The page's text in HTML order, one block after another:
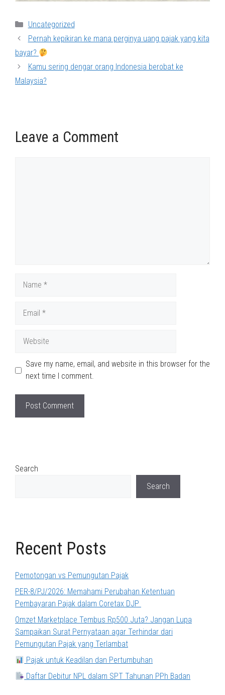
Categories
Uncategorized
Pernah kepikiran ke mana perginya uang pajak yang kita
bayar?
Kamu sering dengar orang Indonesia berobat ke
Malaysia?
Leave a Comment
Save my name, email, and website in this browser for the
next time I comment.
Search
Search
Recent Posts
Pemotongan vs Pemungutan Pajak
PER-8/PJ/2026: Memahami Perubahan Ketentuan
Pembayaran Pajak dalam Coretax DJP
Omzet Marketplace Tembus Rp500 Juta? Jangan Lupa
Sampaikan Surat Pernyataan agar Terhindar dari
Pemungutan Pajak yang Terlambat
Pajak untuk Keadilan dan Pertumbuhan
Daftar Debitur NPL dalam SPT Tahunan PPh Badan